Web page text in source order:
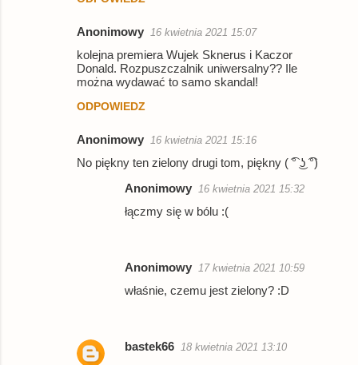
Anonimowy 16 kwietnia 2021 15:07
kolejna premiera Wujek Sknerus i Kaczor
Donald. Rozpuszczalnik uniwersalny?? Ile
można wydawać to samo skandal!
ODPOWIEDZ
Anonimowy 16 kwietnia 2021 15:16
No piękny ten zielony drugi tom, piękny ( ͡° ͜ʖ ͡°)
Anonimowy 16 kwietnia 2021 15:32
łączmy się w bólu :(
Anonimowy 17 kwietnia 2021 10:59
właśnie, czemu jest zielony? :D
bastek66 18 kwietnia 2021 13:10